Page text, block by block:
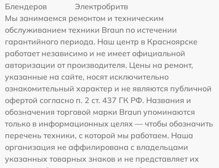
Блендеров
Электробритв
Мы занимаемся ремонтом и техническим
обслуживанием техники Braun по истечении
гарантийного периода. Наш центр в Красноярске
работает независимо и не имеет официальной
авторизации от производителя. Цены на ремонт,
указанные на сайте, носят исключительно
ознакомительный характер и не являются публичной
офертой согласно п. 2 ст. 437 ГК РФ. Названия и
обозначения торговой марки Braun упоминаются
только в информационных целях — чтобы обозначить
перечень техники, с которой мы работаем. Наша
организация не аффилирована с владельцами
указанных товарных знаков и не представляет их